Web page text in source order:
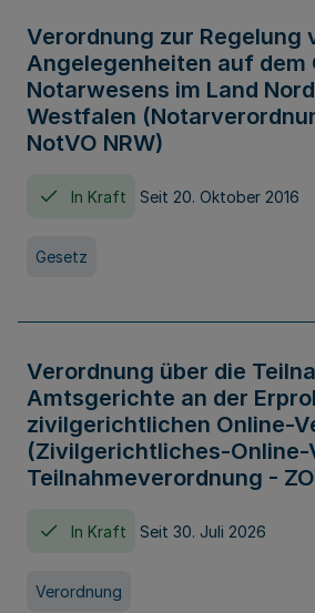
Verordnung zur Regelung
Angelegenheiten auf dem
Notarwesens im Land
Westfalen
NotVO NRW)
In Kraft Seit 20. Oktober 2016
Gesetz
Verordnung über die
Amtsgerichte an der
zivilgerichtlichen Online-
(Zivilgerichtliches-
Teilnahmeverordnung -
In Kraft Seit 30. Juli 2026
Verordnung